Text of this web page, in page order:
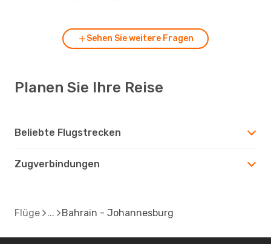
Sehen Sie weitere Fragen
Planen Sie Ihre Reise
Beliebte Flugstrecken
Zugverbindungen
Flüge Bahrain - Johannesburg